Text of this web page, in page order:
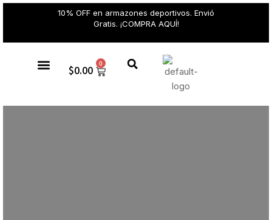
10% OFF en armazones deportivos. Envió
Gratis. ¡COMPRA AQUÍ!
$0.00 0